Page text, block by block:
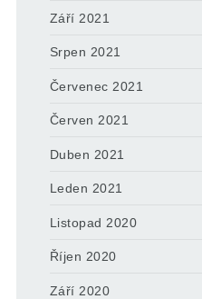
Září 2021
Srpen 2021
Červenec 2021
Červen 2021
Duben 2021
Leden 2021
Listopad 2020
Říjen 2020
Září 2020